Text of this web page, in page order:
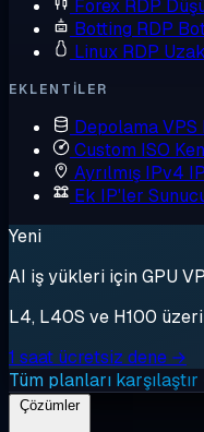
Forex RDP
Botting RDP
Linux RDP
EKLENTILER
Depolama VPS
Custom ISO
Ayrılmış IPv4
Ek IP'ler
Yeni
AI iş yükleri için GPU
L4, L40S ve H100
1 saat ücretsiz dene →
Tüm planları
Çözümler